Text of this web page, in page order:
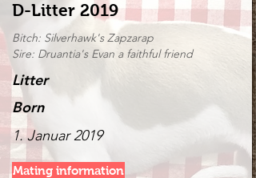
D-Litter 2019
Bitch: Silverhawk's Zapzarap
Sire: Druantia's Evan a faithful friend
Litter
Born
1. Januar 2019
Mating information